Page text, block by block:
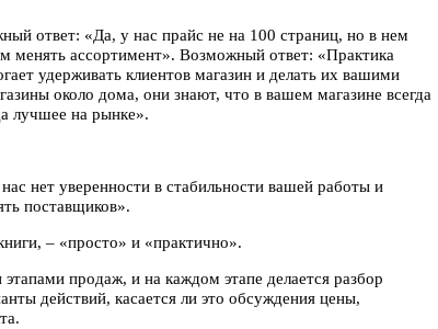
ответ: «Да, у нас прайс не на 100 страниц, но в нем
ассортимент». Возможный ответ: «Практика
удерживать клиентов магазин и делать их вашими
около дома, они знают, что в вашем магазине всегда
лучшее на рынке».
нет уверенности в стабильности вашей работы и
поставщиков».
– «просто» и «практично».
продаж, и на каждом этапе делается разбор
действий, касается ли это обсуждения цены,